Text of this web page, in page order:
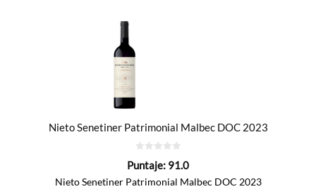
Nieto Senetiner Patrimonial Malbec DOC 2023
de
Puntaje: 91.0
Nieto Senetiner Patrimonial Malbec DOC 2023